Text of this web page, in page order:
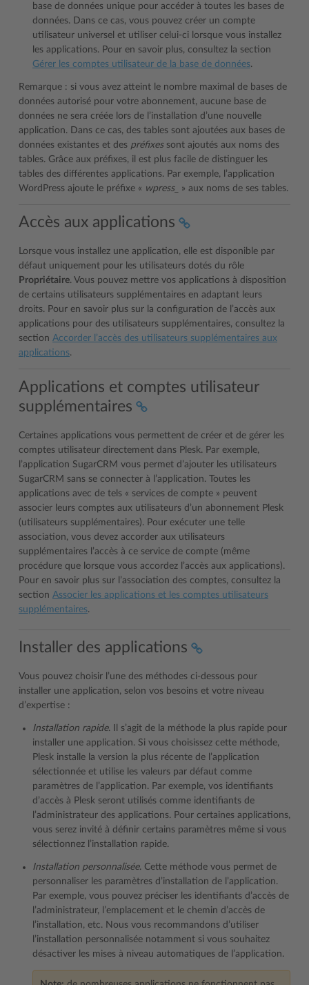
base de données unique pour accéder à toutes les bases de
données. Dans ce cas, vous pouvez créer un compte
utilisateur universel et utiliser celui-ci lorsque vous installez
les applications. Pour en savoir plus, consultez la section
Gérer les comptes utilisateur de la base de données.
Remarque : si vous avez atteint le nombre maximal de bases de
données autorisé pour votre abonnement, aucune base de
données ne sera créée lors de l’installation d’une nouvelle
application. Dans ce cas, des tables sont ajoutées aux bases de
données existantes et des préfixessont ajoutés aux noms des
tables. Grâce aux préfixes, il est plus facile de distinguer les
tables des différentes applications. Par exemple, l’application
WordPress ajoute le préfixe « wpress_ » aux noms de ses tables.
Accès aux applications
Lorsque vous installez une application, elle est disponible par
défaut uniquement pour les utilisateurs dotés du rôle
Propriétaire. Vous pouvez mettre vos applications à disposition
de certains utilisateurs supplémentaires en adaptant leurs
droits. Pour en savoir plus sur la configuration de l’accès aux
applications pour des utilisateurs supplémentaires, consultez la
section Accorder l’accès des utilisateurs supplémentaires aux
applications.
Applications et comptes utilisateur
supplémentaires
Certaines applications vous permettent de créer et de gérer les
comptes utilisateur directement dans Plesk. Par exemple,
l’application SugarCRM vous permet d’ajouter les utilisateurs
SugarCRM sans se connecter à l’application. Toutes les
applications avec de tels « services de compte » peuvent
associer leurs comptes aux utilisateurs d’un abonnement Plesk
(utilisateurs supplémentaires). Pour exécuter une telle
association, vous devez accorder aux utilisateurs
supplémentaires l’accès à ce service de compte (même
procédure que lorsque vous accordez l’accès aux applications).
Pour en savoir plus sur l’association des comptes, consultez la
section Associer les applications et les comptes utilisateurs
supplémentaires.
Installer des applications
Vous pouvez choisir l’une des méthodes ci-dessous pour
installer une application, selon vos besoins et votre niveau
d’expertise :
Installation rapide. Il s’agit de la méthode la plus rapide pour
installer une application. Si vous choisissez cette méthode,
Plesk installe la version la plus récente de l’application
sélectionnée et utilise les valeurs par défaut comme
paramètres de l’application. Par exemple, vos identifiants
d’accès à Plesk seront utilisés comme identifiants de
l’administrateur des applications. Pour certaines applications,
vous serez invité à définir certains paramètres même si vous
sélectionnez l’installation rapide.
Installation personnalisée. Cette méthode vous permet de
personnaliser les paramètres d’installation de l’application.
Par exemple, vous pouvez préciser les identifiants d’accès de
l’administrateur, l’emplacement et le chemin d’accès de
l’installation, etc. Nous vous recommandons d’utiliser
l’installation personnalisée notamment si vous souhaitez
désactiver les mises à niveau automatiques de l’application.